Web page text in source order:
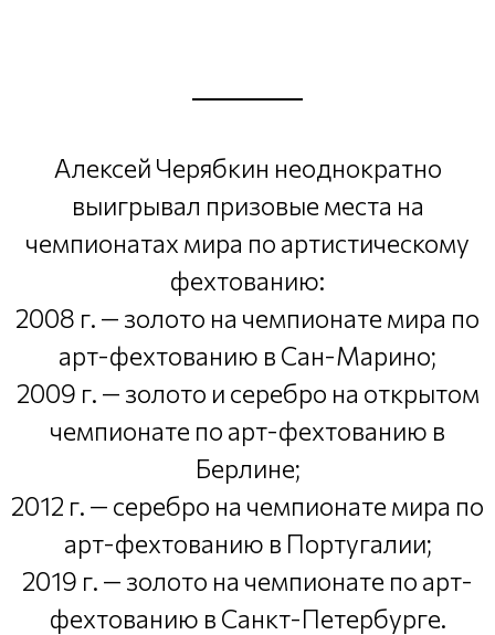
Алексей Черябкин неоднократно
выигрывал призовые места на
чемпионатах мира по артистическому
фехтованию:
2008 г. — золото на чемпионате мира по
арт-фехтованию в Сан-Марино;
2009 г. — золото и серебро на открытом
чемпионате по арт-фехтованию в
Берлине;
2012 г. — серебро на чемпионате мира по
арт-фехтованию в Португалии;
2019 г. — золото на чемпионате по арт-
фехтованию в Санкт-Петербурге.